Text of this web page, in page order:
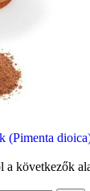
(Pimenta
a következők